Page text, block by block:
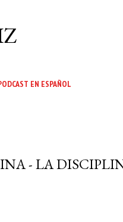
EN ESPAÑOL
- LA